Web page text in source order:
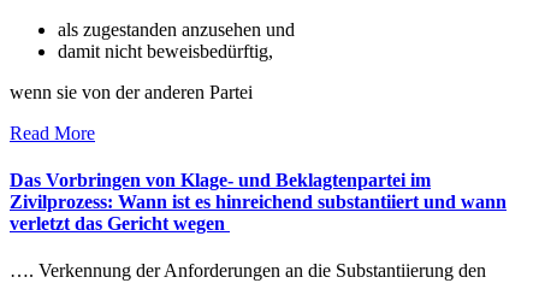
als zugestanden anzusehen und
damit nicht beweisbedürftig,
wenn sie von der anderen Partei
Read More
Das Vorbringen von Klage- und Beklagtenpartei im
Zivilprozess: Wann ist es hinreichend substantiiert und wann
verletzt das Gericht wegen
…. Verkennung der Anforderungen an die Substantiierung den